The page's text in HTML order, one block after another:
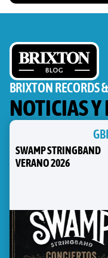
BRIXTON RECORDS
NOTICIAS
SWAMP STRINGBAND
VERANO 2026